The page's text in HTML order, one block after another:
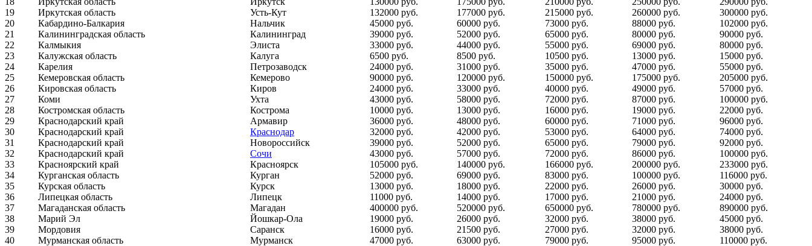
19
Иркутская область Усть-Кут 132000 руб. 177000 руб. 215000 руб. 260000 руб.
300000 руб.
20
Кабардино-Балкария Нальчик 45000 руб. 60000 руб. 73000 руб. 88000 руб.
102000 руб.
21
Калининградская область Калининград 39000 руб. 52000 руб. 65000 руб. 80000 руб.
90000 руб.
22
Калмыкия Элиста 33000 руб. 44000 руб. 55000 руб. 69000 руб.
80000 руб.
23
Калужская область Калуга 6500 руб. 8500 руб. 10500 руб. 13000 руб.
15000 руб.
24
Карелия Петрозаводск 24000 руб. 31000 руб. 35000 руб. 47000 руб.
55000 руб.
25
Кемеровская область Кемерово 90000 руб. 120000 руб. 150000 руб. 175000 руб.
205000 руб.
26
Кировская область Киров 24000 руб. 33000 руб. 40000 руб. 49000 руб.
57000 руб.
27
Коми Ухта 43000 руб. 58000 руб. 72000 руб. 87000 руб.
100000 руб.
28
Костромская область Кострома 10000 руб. 13000 руб. 16000 руб. 19000 руб.
22000 руб.
29
Краснодарский край Армавир 36000 руб. 48000 руб. 60000 руб. 71000 руб.
96000 руб.
30
Краснодарский край Краснодар 32000 руб. 42000 руб. 53000 руб. 64000 руб.
74000 руб.
31
Краснодарский край Новороссийск 39000 руб. 52000 руб. 65000 руб. 79000 руб.
92000 руб.
32
Краснодарский край Сочи 43000 руб. 57000 руб. 72000 руб. 86000 руб.
100000 руб.
33
Красноярский край Красноярск 105000 руб. 140000 руб. 166000 руб. 200000 руб.
233000 руб.
34
Курганская область Курган 52000 руб. 69000 руб. 83000 руб. 100000 руб.
116000 руб.
35
Курская область Курск 13000 руб. 18000 руб. 22000 руб. 26000 руб.
30000 руб.
36
Липецкая область Липецк 11000 руб. 14000 руб. 17000 руб. 21000 руб.
24000 руб.
37
Магаданская область Магадан 400000 руб. 520000 руб. 650000 руб. 780000 руб.
890000 руб.
38
Марий Эл Йошкар-Ола 19000 руб. 26000 руб. 32000 руб. 38000 руб.
45000 руб.
39
Мордовия Саранск 16000 руб. 21500 руб. 27000 руб. 32000 руб.
38000 руб.
40
Мурманская область Мурманск 47000 руб. 63000 руб. 79000 руб. 95000 руб. 110000 руб.